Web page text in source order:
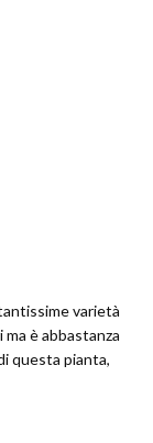
varietà
è abbastanza
questa pianta,